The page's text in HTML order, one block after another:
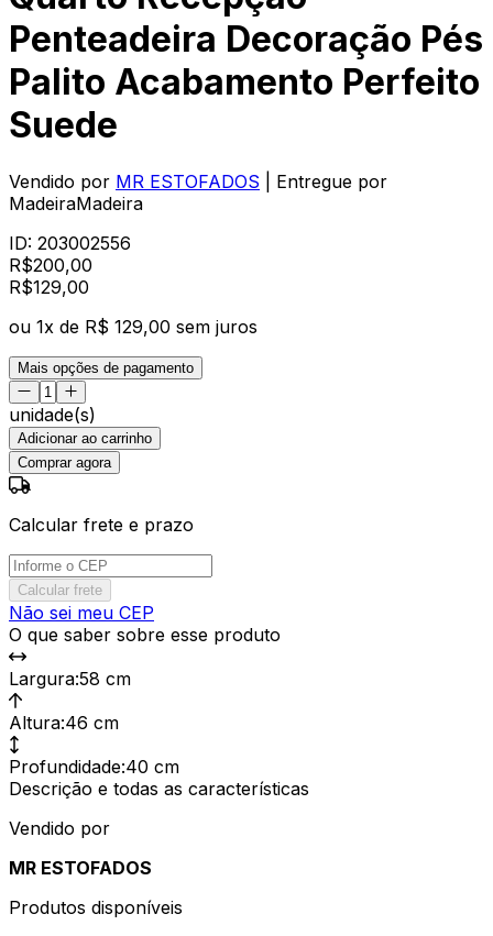
Penteadeira Decoração Pés
Palito Acabamento Perfeito
Suede
Vendido por MR ESTOFADOS
| Entregue por
MadeiraMadeira
ID: 203002556
R$200,00
R$129,00
ou 1x de R$ 129,00 sem juros
Mais opções de pagamento
unidade(s)
Adicionar ao carrinho
Comprar agora
Calcular frete e prazo
Calcular frete
Não sei meu CEP
O que saber sobre esse produto
Largura:58 cm
Altura:46 cm
Profundidade:40 cm
Descrição e todas as características
Vendido por
MR ESTOFADOS
Produtos disponíveis